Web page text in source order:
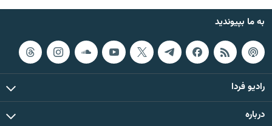
به ما بپیوندید
رادیو فردا
درباره